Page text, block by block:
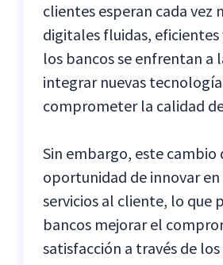
clientes esperan cada vez
digitales fluidas, eficientes
los bancos se enfrentan a
integrar nuevas
comprometer la calidad
Sin embargo, este
oportunidad de innovar
servicios al cliente, lo que
bancos mejorar el
satisfacción a través de